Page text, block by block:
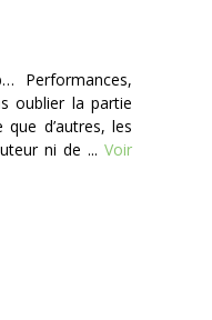
Performances,
oublier la partie
d’autres, les
ni de ... Voir